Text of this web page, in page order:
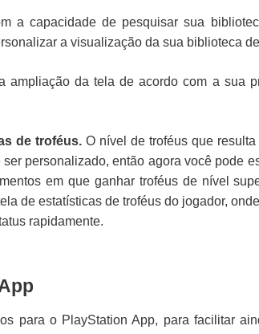
a capacidade de pesquisar sua
a visualização da sua biblioteca
ampliação da tela de acordo com a sua
de troféus. O nível de troféus que
personalizado, então agora você pode
em que ganhar troféus de nível
de estatísticas de troféus do jogador,
rapidamente.
para o PlayStation App, para facilitar